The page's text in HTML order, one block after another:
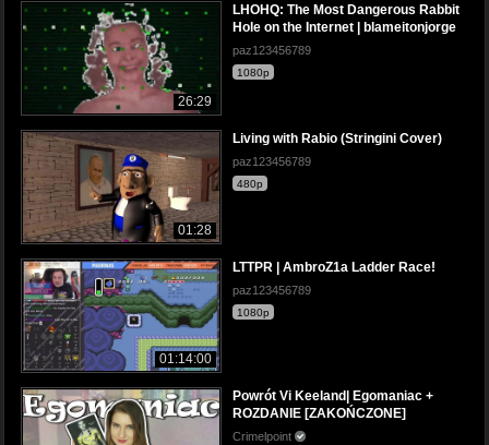
26:29
LHOHQ: The Most Dangerous Rabbit
Hole on the Internet | blameitonjorge
paz123456789
1080p
01:28
Living with Rabio (Stringini Cover)
paz123456789
480p
01:14:00
LTTPR | AmbroZ1a Ladder Race!
paz123456789
1080p
Powrót Vi Keeland| Egomaniac +
ROZDANIE [ZAKOŃCZONE]
Crimelpoint